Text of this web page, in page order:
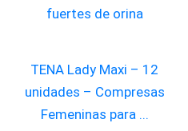
TENA Lady Maxi – 12
unidades – Compresas
Femeninas para ...